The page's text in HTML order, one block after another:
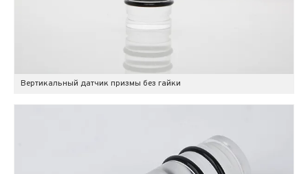
Вертикальный датчик призмы без гайки